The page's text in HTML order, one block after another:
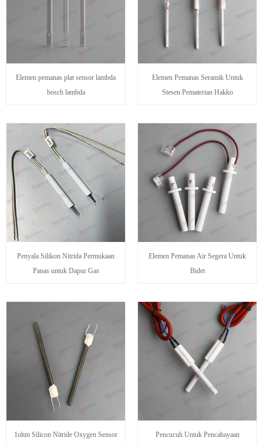
Elemen pemanas plat sensor lambda
bosch lambda
Elemen Pemanas Seramik Untuk
Stesen Pematerian Hakko
Penyala Silikon Nitrida Permukaan
Panas untuk Dapur Gas
Elemen Pemanas Air Segera Untuk
Bidet
1ohm Silicon Nitride Oxygen Sensor
Pencucuh Untuk Pencahayaan